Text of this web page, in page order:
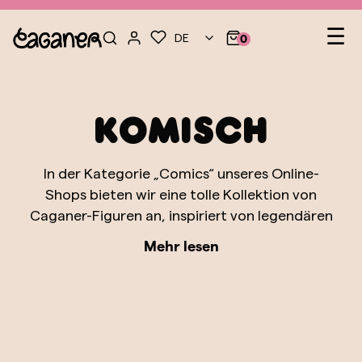
☰
DE 0
Komisch
In der Kategorie „Comics“ unseres Online-
Shops bieten wir eine tolle Kollektion von
Caganer-Figuren an, inspiriert von legendären
Zeichentrickserien, die Generationen geprägt
Mehr lesen